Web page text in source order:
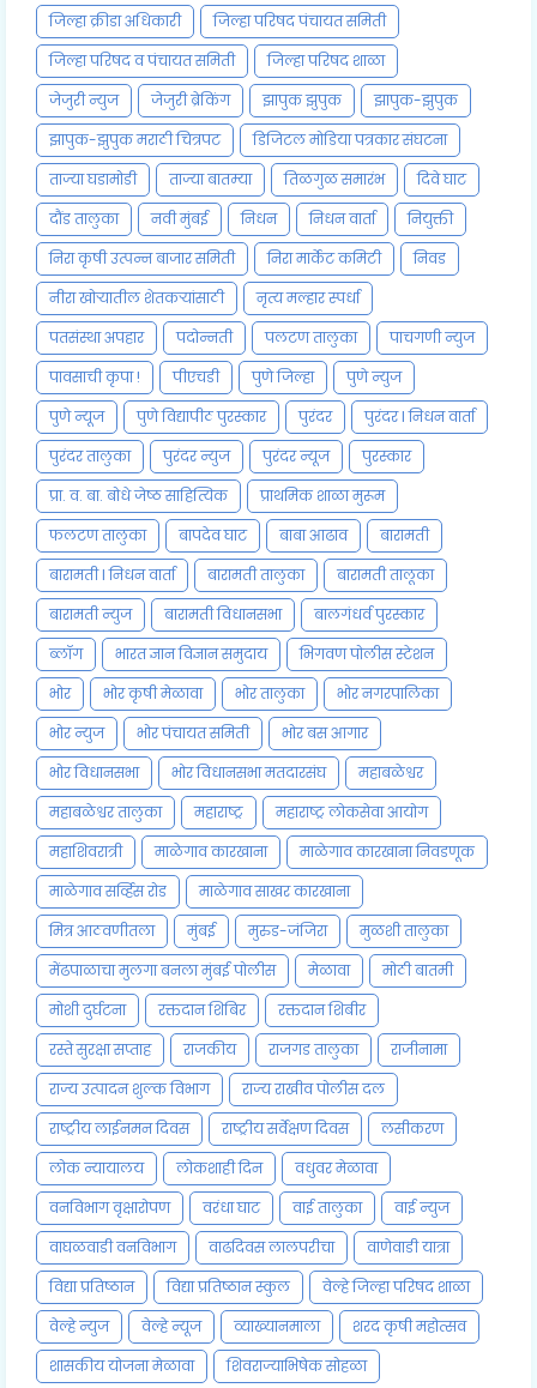
जिल्हा क्रीडा अधिकारी
जिल्हा परिषद पंचायत समिती
जिल्हा परिषद व पंचायत समिती
जिल्हा परिषद शाळा
जेजुरी न्युज
जेजुरी ब्रेकिंग झापुक झुपुक
झापुक-झुपुक
झापुक-झुपुक मराठी चित्रपट
डिजिटल मोडिया पत्रकार संघटना
ताज्या घडामोडी
ताज्या बातम्या तिळगुळ समारंभ
दिवे घाट
दौंड तालुका
नवी मुंबई निधन निधन वार्ता
नियुक्ती
निरा कृषी उत्पन्न बाजार समिती
निरा मार्केट कमिटी
निवड
नीरा खोऱ्यातील शेतकऱ्यांसाठी
नृत्य मल्हार स्पर्धा
पतसंस्था अपहार
पदोन्नती पलटण तालुका
पाचगणी न्युज
पावसाची कृपा !
पीएचडी पुणे जिल्हा
पुणे न्युज
पुणे न्यूज
पुणे विद्यापीठ पुरस्कार पुरंदर
पुरंदर l निधन वार्ता
पुरंदर तालुका
पुरंदर न्युज पुरंदर न्यूज
पुरस्कार
प्रा. व. बा. बोधे जेष्ठ साहित्यिक
प्राथमिक शाळा मुरूम
फलटण तालुका
बापदेव घाट बाबा आढाव
बारामती
बारामती l निधन वार्ता
बारामती तालुका
बारामती तालूका
बारामती न्युज
बारामती विधानसभा
बालगंधर्व पुरस्कार
ब्लॉग
भारत ज्ञान विज्ञान समुदाय
भिगवण पोलीस स्टेशन
भोर
भोर कृषी मेळावा भोर तालुका
भोर नगरपालिका
भोर न्युज
भोर पंचायत समिती
भोर बस आगार
भोर विधानसभा
भोर विधानसभा मतदारसंघ
महाबळेश्वर
महाबळेश्वर तालुका
महाराष्ट्र
महाराष्ट्र लोकसेवा आयोग
महाशिवरात्री
माळेगाव कारखाना
माळेगाव कारखाना निवडणूक
माळेगाव सर्व्हिस रोड
माळेगाव साखर कारखाना
मित्र आठवणीतला
मुंबई मुरुड-जंजिरा
मुळशी तालुका
मेंढपाळाचा मुलगा बनला मुंबई पोलीस
मेळावा
मोठी बातमी
मोशी दुर्घटना
रक्तदान शिबिर
रक्तदान शिबीर
रस्ते सुरक्षा सप्ताह
राजकीय राजगड तालुका
राजीनामा
राज्य उत्पादन शुल्क विभाग
राज्य राखीव पोलीस दल
राष्ट्रीय लाईनमन दिवस
राष्ट्रीय सर्वेक्षण दिवस
लसीकरण
लोक न्यायालय
लोकशाही दिन
वधुवर मेळावा
वनविभाग वृक्षारोपण
वरंधा घाट वाई तालुका
वाई न्युज
वाघळवाडी वनविभाग
वाढदिवस लालपरीचा
वाणेवाडी यात्रा
विद्या प्रतिष्ठान
विद्या प्रतिष्ठान स्कुल
वेल्हे जिल्हा परिषद शाळा
वेल्हे न्युज
वेल्हे न्यूज व्याख्यानमाला
शरद कृषी महोत्सव
शासकीय योजना मेळावा
शिवराज्याभिषेक सोहळा